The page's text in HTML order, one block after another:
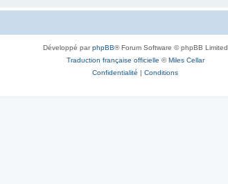
Développé parphpBB® Forum Software © phpBB Limited
Traduction française officielle ©Miles Cellar
Confidentialité | Conditions